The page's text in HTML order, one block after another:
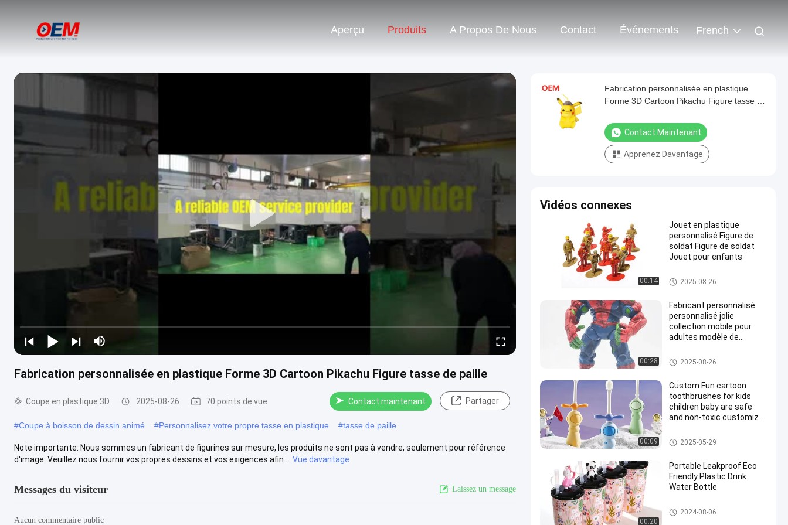
Aperçu Produits A Propos De Nous Contact Événements French
Fabrication personnalisée en plastique Forme 3D Cartoon Pikachu Figure tasse de paille
Coupe en plastique 3D 2025-08-26 70 points de vue Contact maintenant Partager
#Coupe à boisson de dessin animé #Personnalisez votre propre tasse en plastique #tasse de paille
Note importante: Nous sommes un fabricant de figurines sur mesure, les produits ne sont pas à vendre, seulement pour référence
d'image. Veuillez nous fournir vos propres dessins et vos exigences afin ...
Vue davantage
Messages du visiteur Laissez un message
Aucun commentaire public
Fabrication personnalisée en plastique
Forme 3D Cartoon Pikachu Figure tasse de
Contact Maintenant
Apprenez Davantage
Vidéos connexes
00:14
Jouet en plastique
personnalisé Figure de
soldat Figure de soldat
Jouet pour enfants
Jouet en plastique personnali
sé/jouet en PVC
2025-08-26
00:28
Fabricant personnalisé
personnalisé jolie
collection mobile pour
adultes modèle de
figurines d'action en PVC
jouet
Figure/figures/figures en plasti
que
2025-08-26
00:09
Custom Fun cartoon
toothbrushes for kids
children baby are safe
and non-toxic customize
Coupe en plastique 3D
2025-05-29
00:20
Portable Leakproof Eco
Friendly Plastic Drink
Water Bottle
Coupe en plastique 3D
2024-08-06